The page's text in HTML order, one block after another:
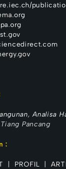
,Analisa
Pancang
:
PROFIL |